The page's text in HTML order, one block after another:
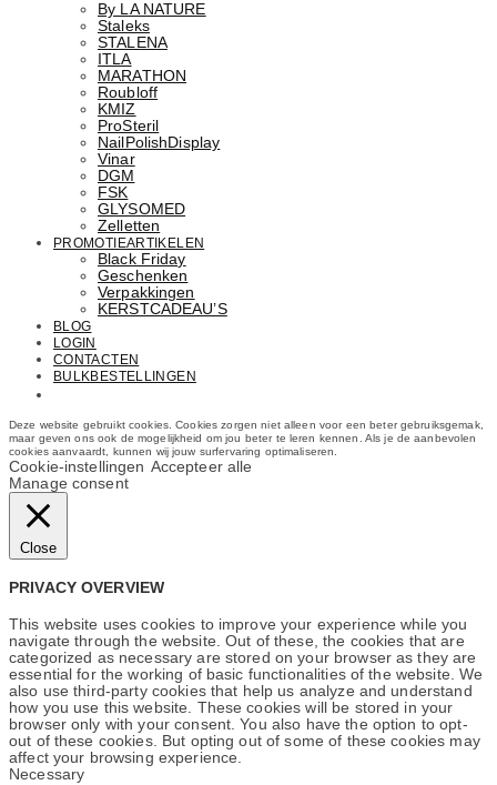
By LA NATURE
Staleks
STALENA
ITLA
MARATHON
Roubloff
KMIZ
ProSteril
NailPolishDisplay
Vinar
DGM
FSK
GLYSOMED
Zelletten
PROMOTIEARTIKELEN
Black Friday
Geschenken
Verpakkingen
KERSTCADEAU’S
BLOG
LOGIN
CONTACTEN
BULKBESTELLINGEN
Deze website gebruikt cookies. Cookies zorgen niet alleen voor een beter gebruiksgemak,
maar geven ons ook de mogelijkheid om jou beter te leren kennen. Als je de aanbevolen
cookies aanvaardt, kunnen wij jouw surfervaring optimaliseren.
Cookie-instellingen Accepteer alle
Manage consent
Close
PRIVACY OVERVIEW
This website uses cookies to improve your experience while you
navigate through the website. Out of these, the cookies that are
categorized as necessary are stored on your browser as they are
essential for the working of basic functionalities of the website. We
also use third-party cookies that help us analyze and understand
how you use this website. These cookies will be stored in your
browser only with your consent. You also have the option to opt-
out of these cookies. But opting out of some of these cookies may
affect your browsing experience.
Necessary